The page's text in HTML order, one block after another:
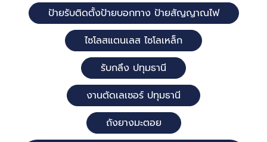
ป้ายรับติดตั้งป้ายบอกทาง ป้ายสัญญาณไฟ
ไซโลสแตนเลส ไซโลเหล็ก
รับกลึง ปทุมธานี
งานตัดเลเซอร์ ปทุมธานี
ถังยางมะตอย